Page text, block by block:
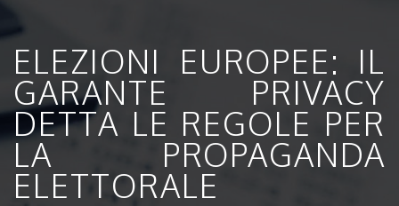
ELEZIONI EUROPEE: IL
GARANTE PRIVACY
DETTA LE REGOLE PER
LA PROPAGANDA
ELETTORALE